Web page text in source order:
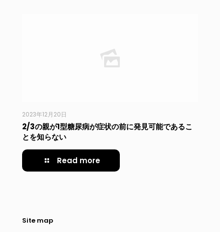
2023年12月20日
2/3の親が1型糖尿病が症状の前に発見可能であるこ
とを知らない
Read more
Site map